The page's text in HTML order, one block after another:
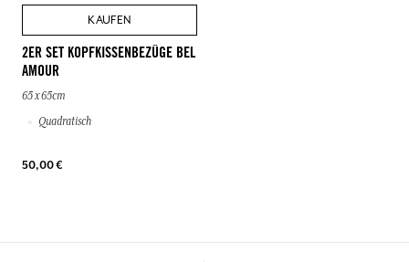
KAUFEN
2ER SET KOPFKISSENBEZÜGE BEL
AMOUR
65 x 65cm
Quadratisch
50,00 €